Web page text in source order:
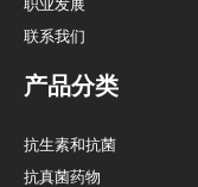
职业发展
联系我们
产品分类
抗生素和抗菌
抗真菌药物